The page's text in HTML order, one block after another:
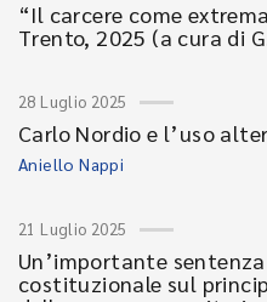
“Il carcere come
Trento, 2025 (a cura di
28 Luglio 2025
Carlo Nordio e l’uso
Aniello Nappi
21 Luglio 2025
Un’importante
costituzionale sul